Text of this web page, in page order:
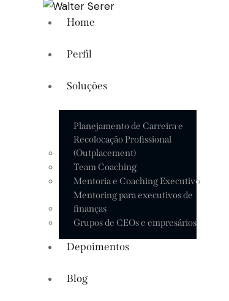
Home
Perfil
Soluções
Planejamento de Carreira e
Recolocação Profissional
(Outplacement)
Team Coaching
Mentoria e Coaching Executivo
Mentoring para executivos de
finanças
Grupos de CEOs e empresários
Depoimentos
Blog